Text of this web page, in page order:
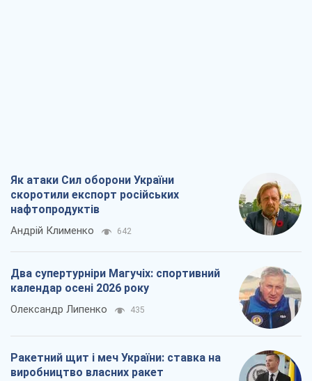
Як атаки Сил оборони України
скоротили експорт російських
нафтопродуктів
Андрій Клименко 642
Два супертурніри Магучіх: спортивний
календар осені 2026 року
Олександр Липенко 435
Ракетний щит і меч України: ставка на
виробництво власних ракет